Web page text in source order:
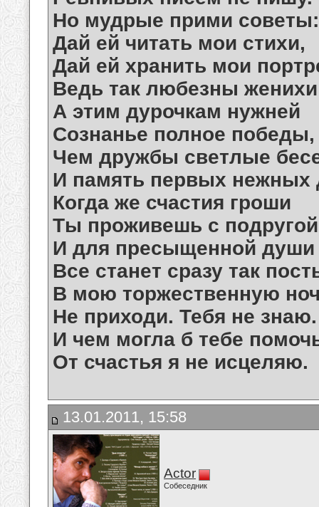
Но мудрые прими советы:
Дай ей читать мои стихи,
Дай ей хранить мои
Ведь так любезны
А этим дурочкам нужней
Сознанье полное победы,
Чем дружбы светлые
И память первых нежных
Когда же счастия гроши
Ты проживешь с
И для пресыщенной души
Все станет сразу так
В мою торжественную
Не приходи. Тебя не знаю.
И чем могла б тебе
От счастья я не исцеляю.
13.01.2011, 15:58
Actor
Собеседник